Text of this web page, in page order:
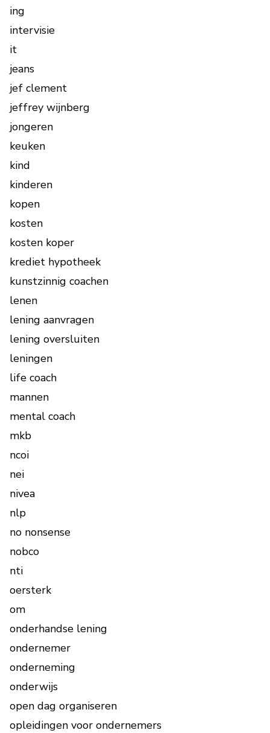
ing
intervisie
it
jeans
jef clement
jeffrey wijnberg
jongeren
keuken
kind
kinderen
kopen
kosten
kosten koper
krediet hypotheek
kunstzinnig coachen
lenen
lening aanvragen
lening oversluiten
leningen
life coach
mannen
mental coach
mkb
ncoi
nei
nivea
nlp
no nonsense
nobco
nti
oersterk
om
onderhandse lening
ondernemer
onderneming
onderwijs
open dag organiseren
opleidingen voor ondernemers